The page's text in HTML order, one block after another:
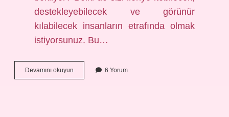
destekleyebilecek ve görünür
kılabilecek insanların etrafında olmak
istiyorsunuz. Bu…
Devamını okuyun
Burcu
6 Yorum